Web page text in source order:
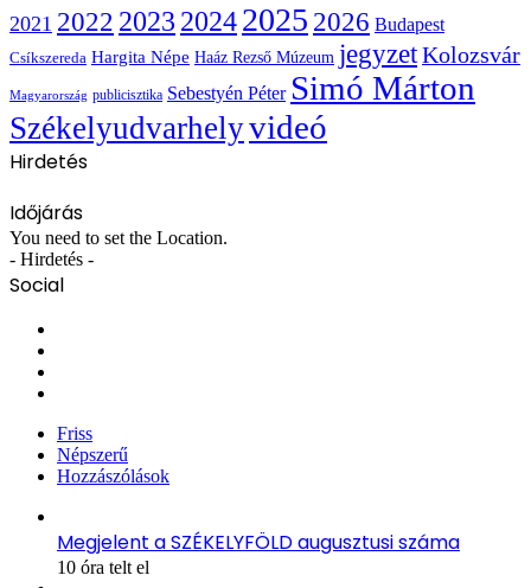
2021 2022 2023 20242025 2026 Budapest
Csíkszereda Hargita Népe Haáz Rezső Múzeum jegyzetKolozsvár
Magyarország publicisztika Sebestyén Péter Simó Márton
Székelyudvarhelyvideó
Hirdetés
Időjárás
You need to set the Location.
- Hirdetés -
Social
Friss
Népszerű
Hozzászólások
Megjelent a SZÉKELYFÖLD augusztusi száma
10 óra telt el